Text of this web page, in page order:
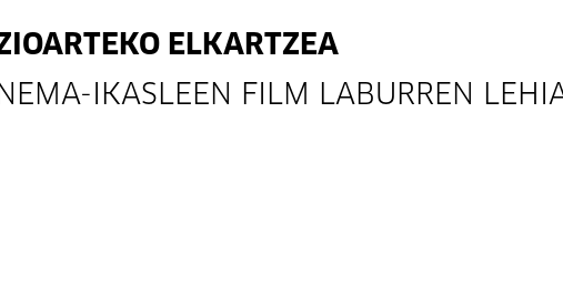
ELKARTZEA
IKASLEEN FILM LABURREN